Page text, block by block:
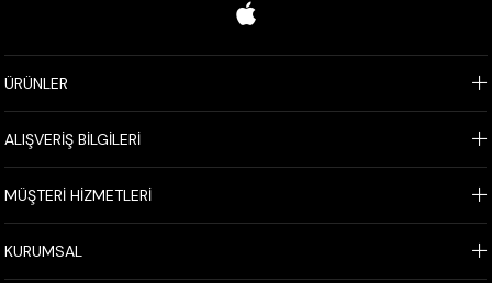
ÜRÜNLER
ALIŞVERİŞ BİLGİLERİ
MÜŞTERİ HİZMETLERİ
KURUMSAL